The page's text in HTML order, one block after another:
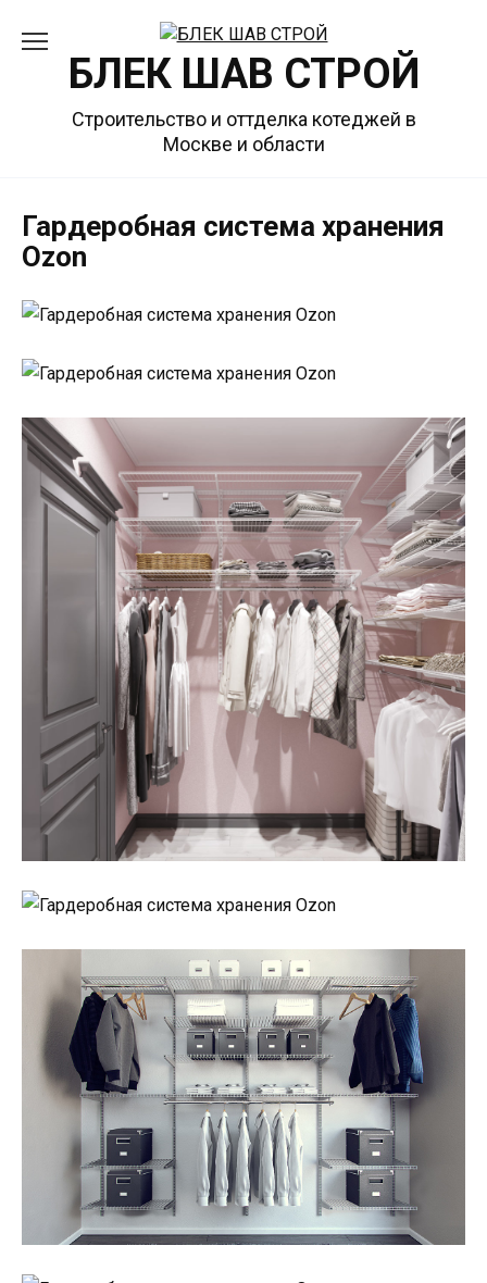
содержаниюБЛЕК ШАВ СТРОЙ
Строительство и оттделка котеджей в
Москве и области
Гардеробная система хранения
Ozon